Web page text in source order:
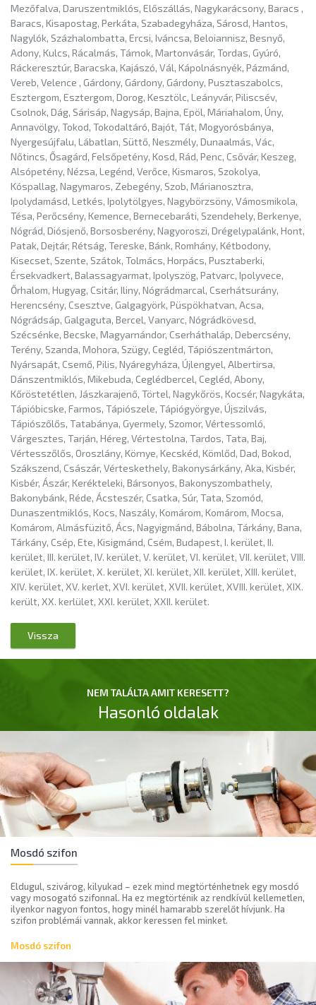
Mezőfalva, Daruszentmiklós, Előszállás, Nagykarácsony, Baracs ,
Baracs, Kisapostag, Perkáta, Szabadegyháza, Sárosd, Hantos,
Nagylók, Százhalombatta, Ercsi, Iváncsa, Beloiannisz, Besnyő,
Adony, Kulcs, Rácalmás, Tárnok, Martonvásár, Tordas, Gyúró,
Ráckeresztúr, Baracska, Kajászó, Vál, Kápolnásnyék, Pázmánd,
Vereb, Velence , Gárdony, Gárdony, Gárdony, Pusztaszabolcs,
Esztergom, Esztergom, Dorog, Kesztölc, Leányvár, Piliscsév,
Csolnok, Dág, Sárisáp, Nagysáp, Bajna, Epöl, Máriahalom, Úny,
Annavölgy, Tokod, Tokodaltáró, Bajót, Tát, Mogyorósbánya,
Nyergesújfalu, Lábatlan, Süttő, Neszmély, Dunaalmás, Vác,
Nőtincs, Ősagárd, Felsőpetény, Kosd, Rád, Penc, Csővár, Keszeg,
Alsópetény, Nézsa, Legénd, Verőce, Kismaros, Szokolya,
Kóspallag, Nagymaros, Zebegény, Szob, Márianosztra,
Ipolydamásd, Letkés, Ipolytölgyes, Nagybörzsöny, Vámosmikola,
Tésa, Perőcsény, Kemence, Bernecebaráti, Szendehely, Berkenye,
Nógrád, Diósjenő, Borsosberény, Nagyoroszi, Drégelypalánk, Hont,
Patak, Dejtár, Rétság, Tereske, Bánk, Romhány, Kétbodony,
Kisecset, Szente, Szátok, Tolmács, Horpács, Pusztaberki,
Érsekvadkert, Balassagyarmat, Ipolyszög, Patvarc, Ipolyvece,
Őrhalom, Hugyag, Csitár, Iliny, Nógrádmarcal, Cserhátsurány,
Herencsény, Csesztve, Galgagyörk, Püspökhatvan, Acsa,
Nógrádsáp, Galgaguta, Bercel, Vanyarc, Nógrádkövesd,
Szécsénke, Becske, Magyarnándor, Cserháthaláp, Debercsény,
Terény, Szanda, Mohora, Szügy, Cegléd, Tápiószentmárton,
Nyársapát, Csemő, Pilis, Nyáregyháza, Újlengyel, Albertirsa,
Dánszentmiklós, Mikebuda, Ceglédbercel, Cegléd, Abony,
Kőröstetétlen, Jászkarajenő, Törtel, Nagykőrös, Kocsér, Nagykáta,
Tápióbicske, Farmos, Tápiószele, Tápiógyörgye, Újszilvás,
Tápiószőlős, Tatabánya, Gyermely, Szomor, Vértessomló,
Várgesztes, Tarján, Héreg, Vértestolna, Tardos, Tata, Baj,
Vértesszőlős, Oroszlány, Környe, Kecskéd, Kömlőd, Dad, Bokod,
Szákszend, Császár, Vérteskethely, Bakonysárkány, Aka, Kisbér,
Kisbér, Ászár, Kerékteleki, Bársonyos, Bakonyszombathely,
Bakonybánk, Réde, Ácsteszér, Csatka, Súr, Tata, Szomód,
Dunaszentmiklós, Kocs, Naszály, Komárom, Komárom, Mocsa,
Komárom, Almásfüzitő, Ács, Nagyigmánd, Bábolna, Tárkány, Bana,
Tárkány, Csép, Ete, Kisigmánd, Csém, Budapest, I. kerület, II.
kerület, III. kerület, IV. kerület, V. kerület, VI. kerület, VII. kerület, VIII.
kerület, IX. kerület, X. kerület, XI. kerület, XII. kerület, XIII. kerület,
XIV. kerület, XV. kerlet, XVI. kerület, XVII. kerület, XVIII. kerület, XIX.
került, XX. kerlület, XXI. kerület, XXII. kerület.
Vissza
NEM TALÁLTA AMIT KERESETT?
Hasonló oldalak
Mosdó szifon
Eldugul, szivárog, kilyukad – ezek mind megtörténhetnek egy mosdó
vagy mosogató szifonnal. Ha ez megtörténik az rendkívül kellemetlen,
ilyenkor nagyon fontos, hogy minél hamarabb szerelőt hívjunk. Ha
szifon problémái vannak, akkor keressen fel minket.
Mosdó szifon